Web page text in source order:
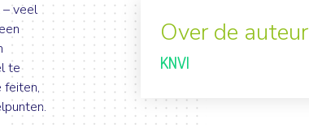
veel
te
feiten,
Over de auteur
KNVI